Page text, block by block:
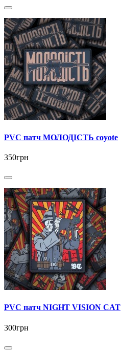
PVC патч МОЛОДІСТЬ coyote
350грн
PVC патч NIGHT VISION CAT
300грн